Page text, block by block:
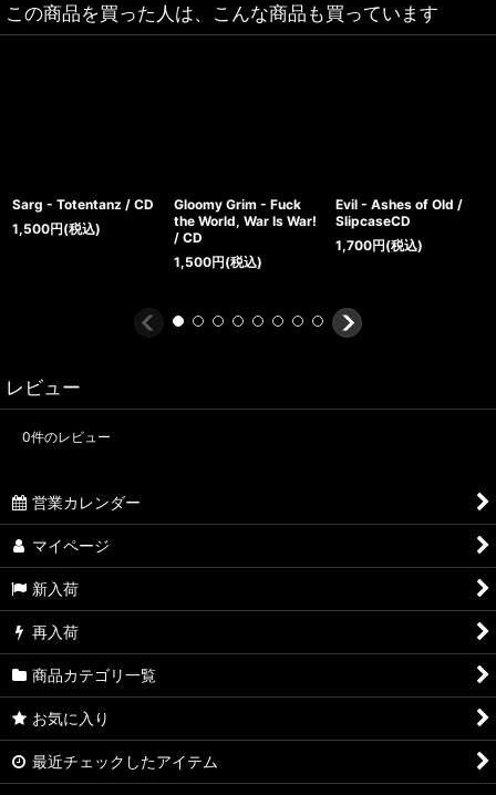
この商品を買った人は、こんな商品も買っています
Sarg - Totentanz / CD
1,500円(税込)
Gloomy Grim - Fuck
the World, War Is War!
/ CD
1,500円(税込)
Evil - Ashes of Old /
SlipcaseCD
1,700円(税込)
レビュー
0件のレビュー
営業カレンダー
マイページ
新入荷
再入荷
商品カテゴリ一覧
お気に入り
最近チェックしたアイテム